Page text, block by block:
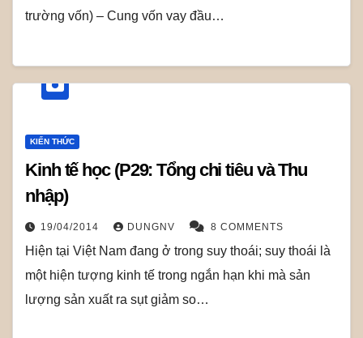
trường vốn) – Cung vốn vay đầu…
KIẾN THỨC
Kinh tế học (P29: Tổng chi tiêu và Thu
nhập)
19/04/2014 DUNGNV 8 COMMENTS
Hiện tại Việt Nam đang ở trong suy thoái; suy thoái là
một hiện tượng kinh tế trong ngắn hạn khi mà sản
lượng sản xuất ra sụt giảm so…